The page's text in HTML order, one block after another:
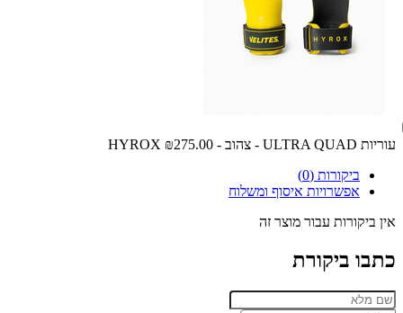
עוריות ULTRA QUAD - צהוב - HYROX
₪275.00
ביקורות (0)
אפשרויות איסוף ומשלוח
אין ביקורות עבור מוצר זה
כתבו ביקורת